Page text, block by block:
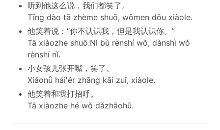
听到他这么说，我们都笑了。
Tīng dào tā zhème shuō, wǒmen dōu xiàole.
他笑着说：“你不认识我，但是我认识你。”
Tā xiàozhe shuō:Nǐ bù rènshí wǒ, dànshì wǒ
rènshí nǐ.
小女孩儿张开嘴，笑了。
Xiǎonǚ hái'ér zhāng kāi zuǐ, xiàole.
他笑着和我打招呼。
Tā xiàozhe hé wǒ dǎzhāohū.